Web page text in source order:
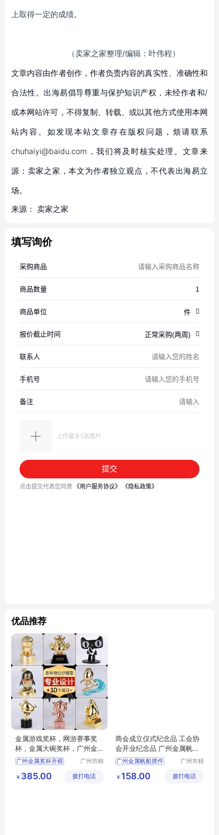
上取得一定的成绩。
（卖家之家整理/编辑：叶伟程）
文章内容由作者创作，作者负责内容的真实性、准确性和
合法性。出海易倡导尊重与保护知识产权，未经作者和/
或本网站许可，不得复制、转载、或以其他方式使用本网
站内容。如发现本站文章存在版权问题，烦请联系
chuhaiyi@baidu.com，我们将及时核实处理。文章来
源：卖家之家，本文为作者独立观点，不代表出海易立
场。
来源： 卖家之家
填写询价
优品推荐
金属游戏奖杯，网游赛事奖
杯，金属大碗奖杯，广州金
属合金奖杯开模，合金奖杯
工厂，惠州金属奖杯工艺品
广州金属奖杯开模
佛山奖杯奖牌
广州市精
有限公司
￥ 385.00 拨打电话
商会成立仪式纪念品 工会协
会开业纪念品 广州金属帆船
一帆风顺摆件 校庆礼品 退休
礼品 广州退休纪念品
广州金属帆船摆件
广州水晶礼品厂家
广州市精
有限公司
￥ 158.00 拨打电话